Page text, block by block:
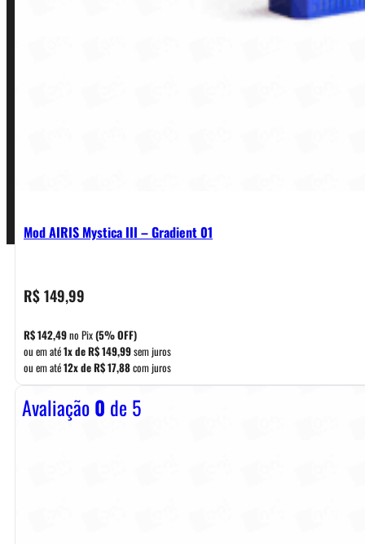
Mod AIRIS Mystica III – Gradient 01
R$149,99
R$142,49no Pix(5% OFF)
ou em até1x deR$149,99sem juros
ou em até12x deR$17,88com juros
Avaliação0 de 5